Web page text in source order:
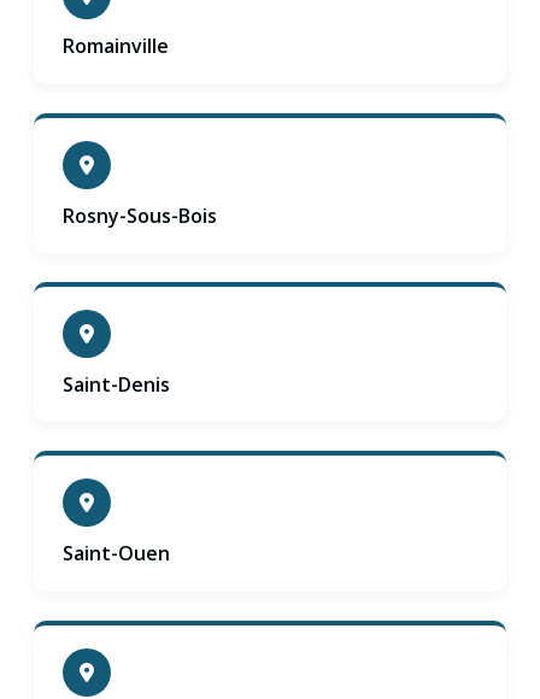
Romainville
Rosny-Sous-Bois
Saint-Denis
Saint-Ouen